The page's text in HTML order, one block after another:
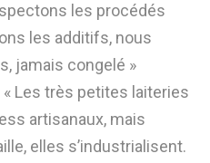
les procédés
les additifs, nous
jamais congelé »
Les très petites laiteries
artisanaux, mais
elles s’industrialisent.